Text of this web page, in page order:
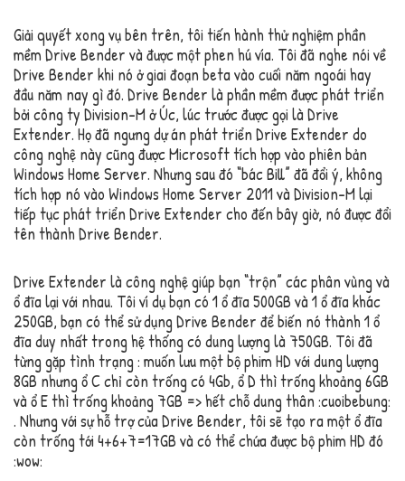
Giải quyết xong vụ bên trên, tôi tiến hành thử nghiệm phần
mềm Drive Bender và được một phen hú vía. Tôi đã nghe nói về
Drive Bender khi nó ở giai đoạn beta vào cuối năm ngoái hay
đầu năm nay gì đó. Drive Bender là phần mềm được phát triển
bởi công ty Division-M ở Úc, lúc trước được gọi là Drive
Extender. Họ đã ngưng dự án phát triển Drive Extender do
công nghệ này cũng được Microsoft tích hợp vào phiên bản
Windows Home Server. Nhưng sau đó “bác Bill” đã đổi ý, không
tích hợp nó vào Windows Home Server 2011 và Division-M lại
tiếp tục phát triển Drive Extender cho đến bây giờ, nó được đổi
tên thành Drive Bender.
Drive Extender là công nghệ giúp bạn “trộn” các phân vùng và
ổ đĩa lại với nhau. Tôi ví dụ bạn có 1 ổ đĩa 500GB và 1 ổ đĩa khác
250GB, bạn có thể sử dụng Drive Bender để biến nó thành 1 ổ
đĩa duy nhất trong hệ thống có dung lượng là 750GB. Tôi đã
từng gặp tình trạng : muốn lưu một bộ phim HD với dung lượng
8GB nhưng ổ C chỉ còn trống có 4Gb, ổ D thì trống khoảng 6GB
và ổ E thì trống khoảng 7GB => hết chỗ dung thân :cuoibebung:
. Nhưng với sự hỗ trợ của Drive Bender, tôi sẽ tạo ra một ổ đĩa
còn trống tới 4+6+7=17GB và có thể chứa được bộ phim HD đó
:wow: